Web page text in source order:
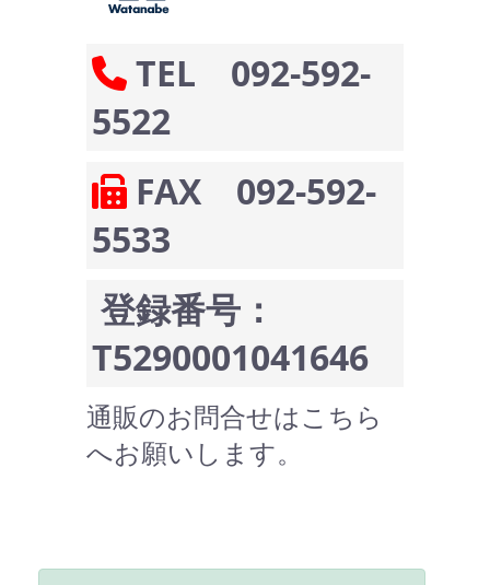
TEL 092-592-
5522
FAX 092-592-
5533
登録番号：
T5290001041646
通販のお問合せはこちら
へお願いします。